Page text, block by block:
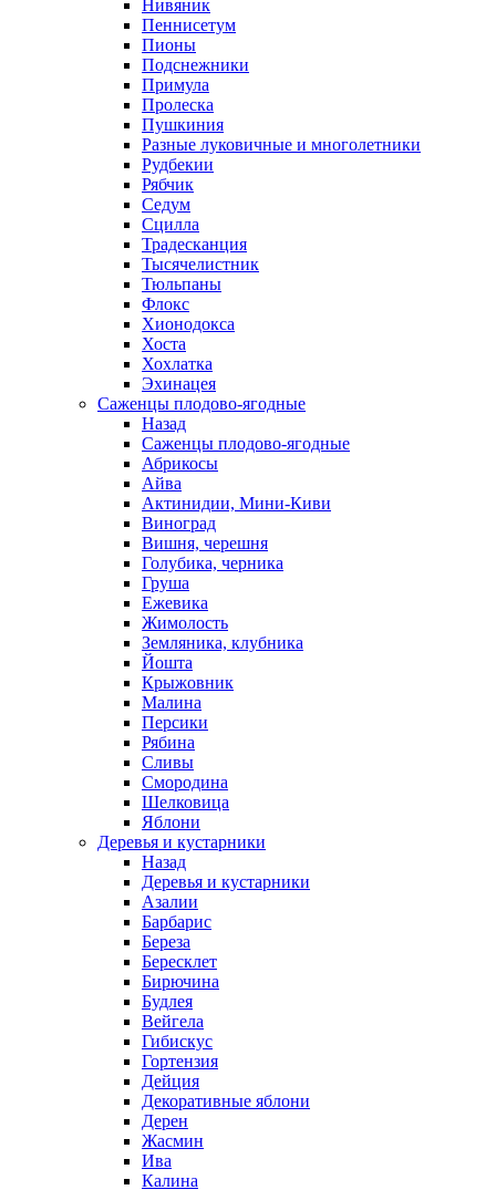
Нивяник
Пеннисетум
Пионы
Подснежники
Примула
Пролеска
Пушкиния
Разные луковичные и многолетники
Рудбекии
Рябчик
Седум
Сцилла
Традесканция
Тысячелистник
Тюльпаны
Флокс
Хионодокса
Хоста
Хохлатка
Эхинацея
Саженцы плодово-ягодные
Назад
Саженцы плодово-ягодные
Абрикосы
Айва
Актинидии, Мини-Киви
Виноград
Вишня, черешня
Голубика, черника
Груша
Ежевика
Жимолость
Земляника, клубника
Йошта
Крыжовник
Малина
Персики
Рябина
Сливы
Смородина
Шелковица
Яблони
Деревья и кустарники
Назад
Деревья и кустарники
Азалии
Барбарис
Береза
Бересклет
Бирючина
Будлея
Вейгела
Гибискус
Гортензия
Дейция
Декоративные яблони
Дерен
Жасмин
Ива
Калина